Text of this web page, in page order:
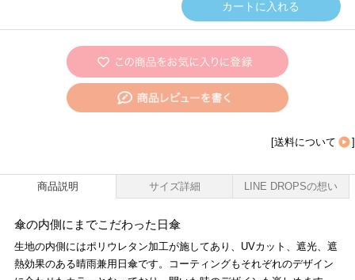
[送料について ]
商品説明 サイズ詳細 LINE DROPSの想い
傘の内側にまでこだわった日傘
生地の内側にはポリウレタン加工が施してあり、UVカット、遮光、遮
熱効果のある晴雨兼用日傘です。コーティングもそれぞれのデザイン